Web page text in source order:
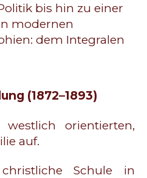
bis hin zu einer
modernen
dem Integralen
(1872–1893)
orientierten,
auf.
Schule in